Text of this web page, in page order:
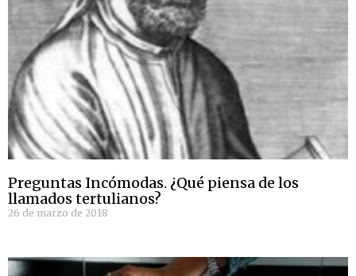
Preguntas Incómodas. ¿Qué piensa de los
llamados tertulianos?
26 de marzo de 2018